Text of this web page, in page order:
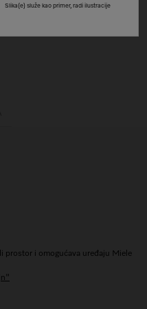
prostor i omogućava uređaju Miele
Slika(e) služe kao primer, radi ilustracije